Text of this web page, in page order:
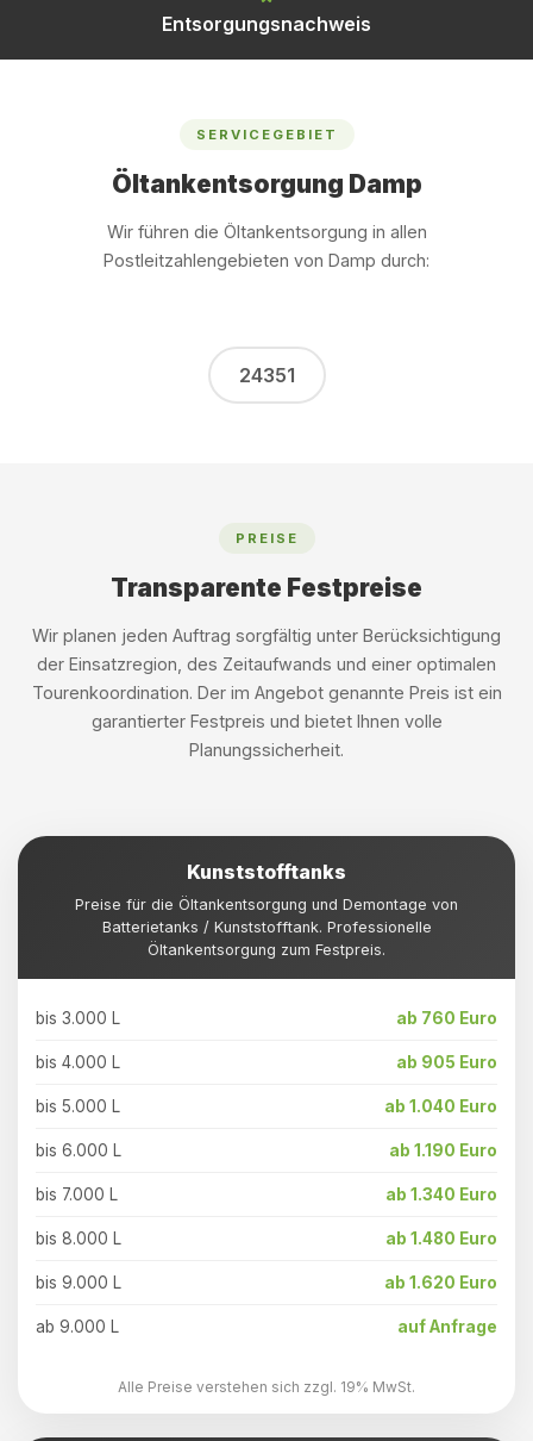
Entsorgungsnachweis
SERVICEGEBIET
Öltankentsorgung Damp
Wir führen die Öltankentsorgung in allen
Postleitzahlengebieten von Damp durch:
24351
PREISE
Transparente Festpreise
Wir planen jeden Auftrag sorgfältig unter Berücksichtigung
der Einsatzregion, des Zeitaufwands und einer optimalen
Tourenkoordination. Der im Angebot genannte Preis ist ein
garantierter Festpreis und bietet Ihnen volle
Planungssicherheit.
Kunststofftanks
Preise für die Öltankentsorgung und Demontage von
Batterietanks / Kunststofftank. Professionelle
Öltankentsorgung zum Festpreis.
bis 3.000 L ab 760 Euro
bis 4.000 L ab 905 Euro
bis 5.000 L ab 1.040 Euro
bis 6.000 L ab 1.190 Euro
bis 7.000 L ab 1.340 Euro
bis 8.000 L ab 1.480 Euro
bis 9.000 L ab 1.620 Euro
ab 9.000 L auf Anfrage
Alle Preise verstehen sich zzgl. 19% MwSt.